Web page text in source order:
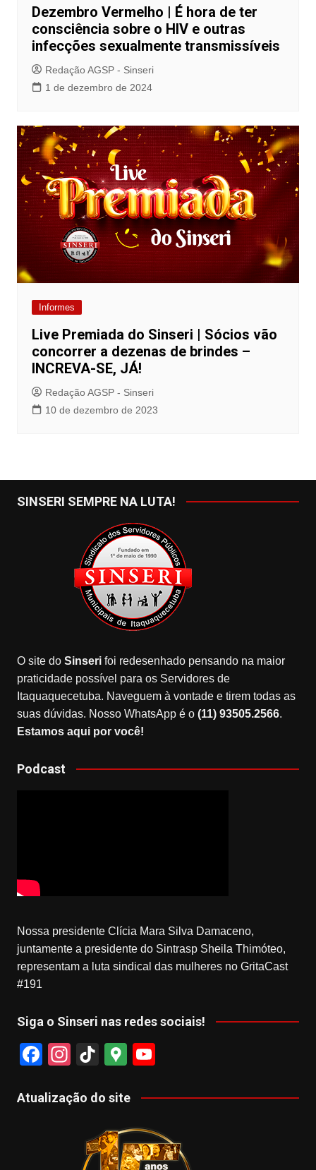
Dezembro Vermelho | É hora de ter
consciência sobre o HIV e outras
infecções sexualmente transmissíveis
Redação AGSP - Sinseri
1 de dezembro de 2024
Informes
Live Premiada do Sinseri | Sócios vão
concorrer a dezenas de brindes –
INCREVA-SE, JÁ!
Redação AGSP - Sinseri
10 de dezembro de 2023
SINSERI SEMPRE NA LUTA!
O site do Sinserifoi redesenhado pensando na maior
praticidade possível para os Servidores de
Itaquaquecetuba. Naveguem à vontade e tirem todas as
suas dúvidas. Nosso WhatsApp é o (11) 93505.2566.
Estamos aqui por você!
Podcast
Nossa presidente Clícia Mara Silva Damaceno,
juntamente a presidente do Sintrasp Sheila Thimóteo,
representam a luta sindical das mulheres no GritaCast
#191
Siga o Sinseri nas redes sociais!
F
c
In
a
Ti
T
k
G
o
gl
e
u
u
Atualização do site